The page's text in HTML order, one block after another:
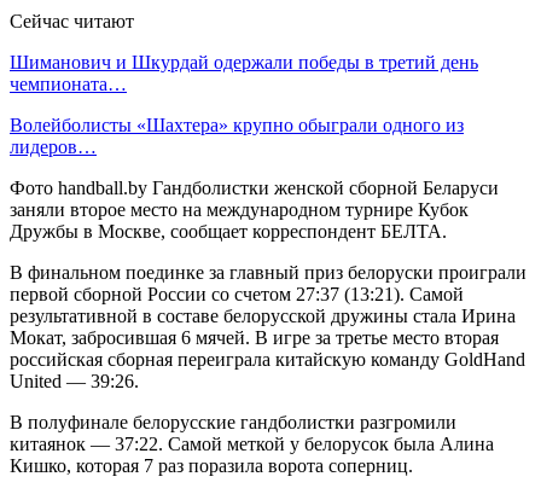
Сейчас читают
Шиманович и Шкурдай одержали победы в третий день
чемпионата…
Волейболисты «Шахтера» крупно обыграли одного из
лидеров…
Фото handball.by Гандболистки женской сборной Беларуси
заняли второе место на международном турнире Кубок
Дружбы в Москве, сообщает корреспондент БЕЛТА.
В финальном поединке за главный приз белоруски проиграли
первой сборной России со счетом 27:37 (13:21). Самой
результативной в составе белорусской дружины стала Ирина
Мокат, забросившая 6 мячей. В игре за третье место вторая
российская сборная переиграла китайскую команду GoldHand
United — 39:26.
В полуфинале белорусские гандболистки разгромили
китаянок — 37:22. Самой меткой у белорусок была Алина
Кишко, которая 7 раз поразила ворота соперниц.